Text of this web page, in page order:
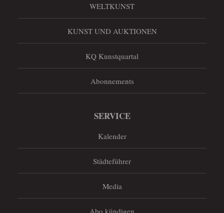
WELTKUNST
KUNST UND AUKTIONEN
KQ Kunstquartal
Abonnements
SERVICE
Kalender
Städteführer
Media
Abo kündigen